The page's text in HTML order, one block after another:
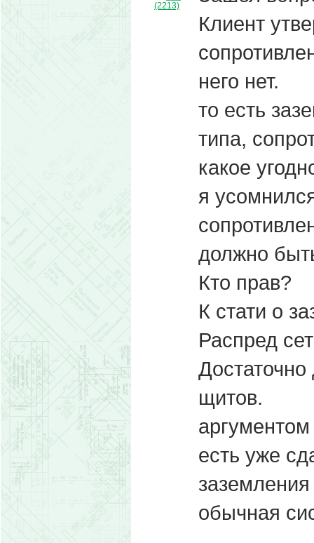
(2213)
Клиент
него нет.
то есть
типа,
какое
я
должно
Кто прав?
К стати о
Распред
Достаточно
щитов.
есть уже
обычная